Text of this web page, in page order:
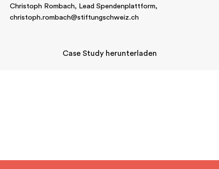
Christoph Rombach, Lead Spendenplattform,
christoph.rombach@stiftungschweiz.ch
Case Study herunterladen